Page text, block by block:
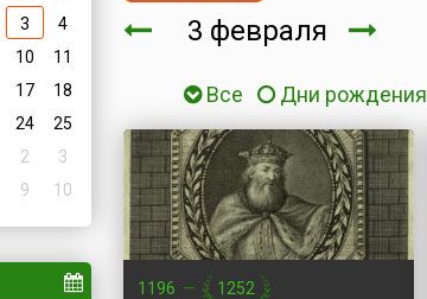
3
4
10
11
17
18
24
25
2
3
9 10
3 февраля
Все Дни рождения
1196 — 1252